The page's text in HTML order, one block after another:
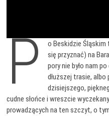
P
o Beskidzie
się przyznać) na
pory nie było nam
dłuższej trasie,
dzisiejszego,
cudne słońce i wreszcie
prowadzących na ten szczyt, o